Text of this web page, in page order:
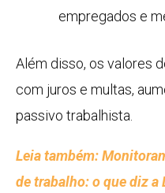
empregados e
Além disso, os valores
com juros e multas,
passivo trabalhista.
Leia também:
de trabalho: o que diz a